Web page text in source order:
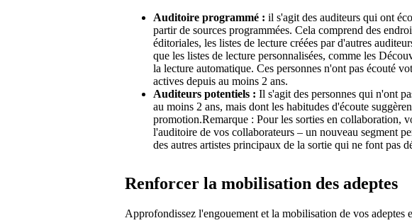
Auditoire programmé : il s'agit des auditeurs qui ont
partir de sources programmées. Cela comprend des
éditoriales, les listes de lecture créées par d'autres
que les listes de lecture personnalisées, comme les
la lecture automatique. Ces personnes n'ont pas écouté
actives depuis au moins 2 ans.
Auditeurs potentiels : Il s'agit des personnes qui n'ont
au moins 2 ans, mais dont les habitudes d'écoute
promotion.Remarque : Pour les sorties en collaboration,
l'auditoire de vos collaborateurs – un nouveau segment
des autres artistes principaux de la sortie qui ne font pas
Renforcer la mobilisation des adeptes
Approfondissez l'engouement et la mobilisation de vos adeptes